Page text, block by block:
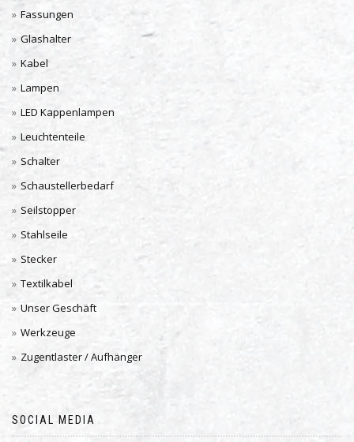
Fassungen
Glashalter
Kabel
Lampen
LED Kappenlampen
Leuchtenteile
Schalter
Schaustellerbedarf
Seilstopper
Stahlseile
Stecker
Textilkabel
Unser Geschäft
Werkzeuge
Zugentlaster / Aufhänger
SOCIAL MEDIA